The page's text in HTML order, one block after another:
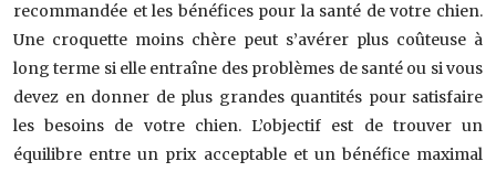
recommandée et les bénéfices pour la santé de votre chien.
Une croquette moins chère peut s’avérer plus coûteuse à
long terme si elle entraîne des problèmes de santé ou si vous
devez en donner de plus grandes quantités pour satisfaire
les besoins de votre chien. L’objectif est de trouver un
équilibre entre un prix acceptable et un bénéfice maximal